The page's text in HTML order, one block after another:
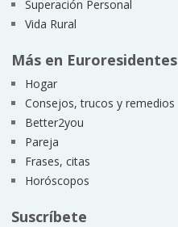
Superación Personal
Vida Rural
Más en Euroresidentes
Hogar
Consejos, trucos y remedios
Better2you
Pareja
Frases, citas
Horóscopos
Suscríbete